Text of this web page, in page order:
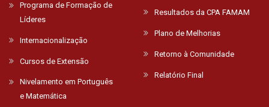
Programa de Formação de
Líderes
Internacionalização
Cursos de Extensão
Nivelamento em Português
e Matemática
Resultados da CPA FAMAM
Plano de Melhorias
Retorno à Comunidade
Relatório Final